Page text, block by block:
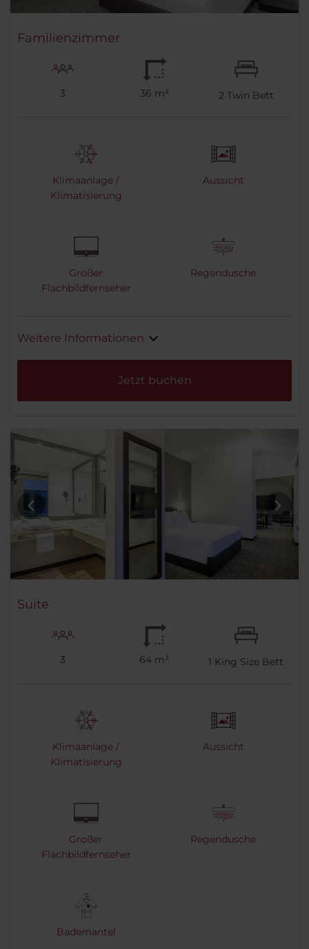
Familienzimmer
3 36 m² 2 Twin Bett
Klimaanlage /
Klimatisierung
Aussicht
Großer
Flachbildfernseher
Regendusche
Weitere Informationen
Jetzt buchen
Suite
3 64 m² 1 King Size Bett
Klimaanlage /
Klimatisierung
Aussicht
Großer
Flachbildfernseher
Regendusche
Bademantel